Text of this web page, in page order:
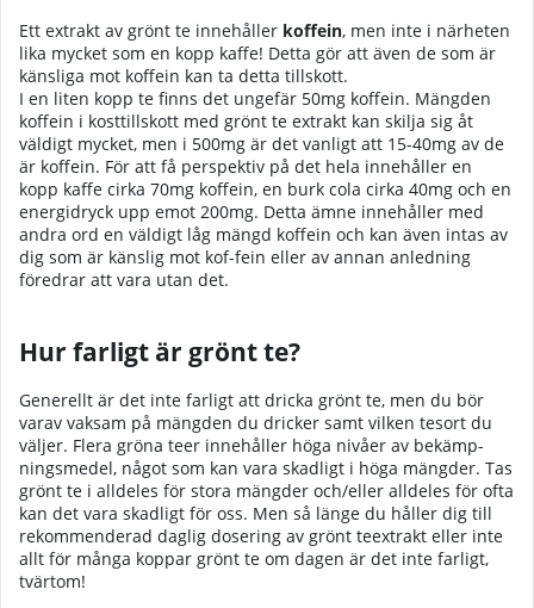
Ett extrakt av grönt te innehåller koffein, men inte i närheten
lika mycket som en kopp kaffe! Detta gör att även de som är
känsliga mot koffein kan ta detta tillskott.
I en liten kopp te finns det ungefär 50mg koffein. Mängden
koffein i kosttillskott med grönt te extrakt kan skilja sig åt
väldigt mycket, men i 500mg är det vanligt att 15-40mg av de
är koffein. För att få perspektiv på det hela innehåller en
kopp kaffe cirka 70mg koffein, en burk cola cirka 40mg och en
energidryck upp emot 200mg. Detta ämne innehåller med
andra ord en väldigt låg mängd koffein och kan även intas av
dig som är känslig mot kof-fein eller av annan anledning
föredrar att vara utan det.
Hur farligt är grönt te?
Generellt är det inte farligt att dricka grönt te, men du bör
varav vaksam på mängden du dricker samt vilken tesort du
väljer. Flera gröna teer innehåller höga nivåer av bekämp-
ningsmedel, något som kan vara skadligt i höga mängder. Tas
grönt te i alldeles för stora mängder och/eller alldeles för ofta
kan det vara skadligt för oss. Men så länge du håller dig till
rekommenderad daglig dosering av grönt teextrakt eller inte
allt för många koppar grönt te om dagen är det inte farligt,
tvärtom!